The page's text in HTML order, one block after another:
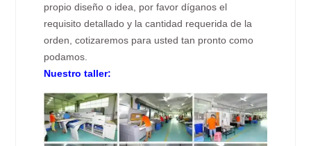
propio diseño o idea, por favor díganos el
requisito detallado y la cantidad requerida de la
orden, cotizaremos para usted tan pronto como
podamos.
Nuestro taller: